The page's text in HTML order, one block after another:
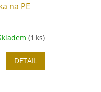
na PE
(1 ks)
DETAIL